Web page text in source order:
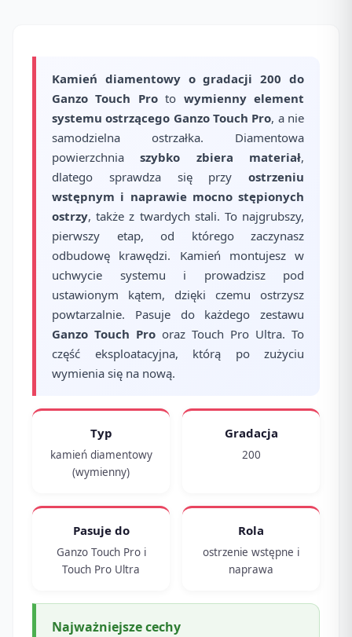
Kamień diamentowy o gradacji 200 do
Ganzo Touch Proto wymienny element
systemu ostrzącego Ganzo Touch Pro, a nie
samodzielna ostrzałka. Diamentowa
powierzchniaszybko zbiera materiał,
dlatego sprawdza się przy ostrzeniu
wstępnym i naprawie mocno stępionych
ostrzy, także z twardych stali. To najgrubszy,
pierwszy etap, od którego zaczynasz
odbudowę krawędzi. Kamień montujesz w
uchwycie systemu i prowadzisz pod
ustawionym kątem, dzięki czemu ostrzysz
powtarzalnie. Pasuje do każdego zestawu
Ganzo Touch Pro oraz Touch Pro Ultra. To
część eksploatacyjna, którą po zużyciu
wymienia się na nową.
Typ
kamień diamentowy
(wymienny)
Gradacja
200
Pasuje do
Ganzo Touch Pro i
Touch Pro Ultra
Rola
ostrzenie wstępne i
naprawa
Najważniejsze cechy